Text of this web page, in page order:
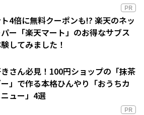
PR
4倍に無料クーポンも!? 楽天のネッ
パー「楽天マート」のお得なサブス
してみました！
さん必見！100円ショップの「抹茶
」で作る本格ひんやり「おうちカ
ュー」4選
PR